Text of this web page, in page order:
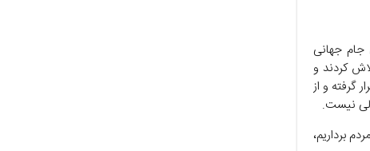
جهانی
کردند و
گرفته و از
نیست.
برداریم،